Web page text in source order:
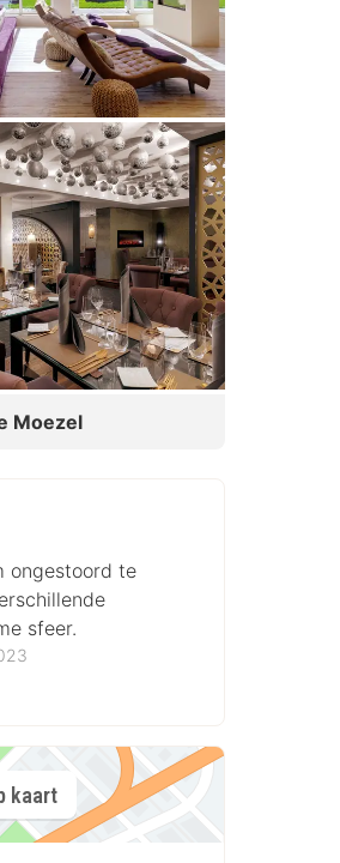
Moezel
ongestoord te
sfeer.
kaart